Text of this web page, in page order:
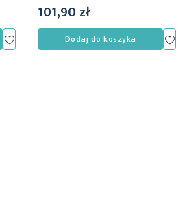
Dodaj
do
101,90 zł
Dodaj do koszyka
do